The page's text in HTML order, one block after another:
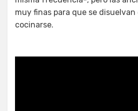
muy finas para que se disuelvan
cocinarse.